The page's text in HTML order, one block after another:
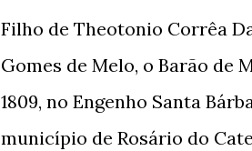
incontáveis vezes que
normal em trocas de gorjetas
Filho de Theotonio Corrêa
Gomes de Melo, o Barão de
1809, no Engenho Santa
município de Rosário do